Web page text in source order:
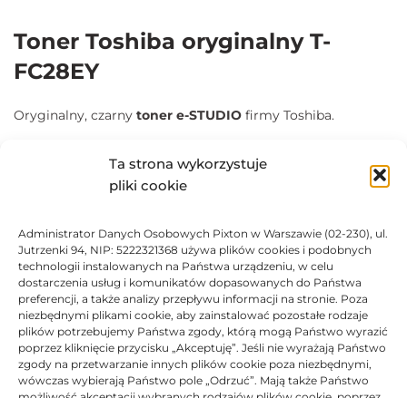
Ta strona wykorzystuje
pliki cookie
Administrator Danych Osobowych Pixton w Warszawie (02-230), ul.
Jutrzenki 94, NIP: 5222321368 używa plików cookies i podobnych
technologii instalowanych na Państwa urządzeniu, w celu
dostarczenia usług i komunikatów dopasowanych do Państwa
preferencji, a także analizy przepływu informacji na stronie. Poza
niezbędnymi plikami cookie, aby zainstalować pozostałe rodzaje
plików potrzebujemy Państwa zgody, którą mogą Państwo wyrazić
poprzez kliknięcie przycisku „Akceptuję”. Jeśli nie wyrażają Państwo
zgody na przetwarzanie innych plików cookie poza niezbędnymi,
wówczas wybierają Państwo pole „Odrzuć”. Mają także Państwo
Toner Toshiba oryginalny T-
FC28EY
Oryginalny, czarny toner e-STUDIO firmy Toshiba.
Przeznaczany do stosowania w drukarkach laserowych
Toshiba E-Studio 2330C, Toshiba E-Studio 2820C, Toshiba E-
Zapewniaszybkiiprecyzyjnywydruk. Gwarantuje wysoką
rozdzielczość wydruku z imponująco ostrymi obrazami i
tekstem.
DANE TECHNICZNE
KOMPATYBILNOŚĆ